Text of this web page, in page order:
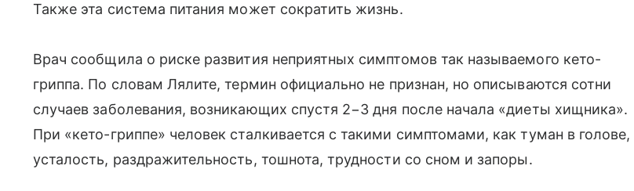
Также эта система питания может сократить жизнь.
Врач сообщила о риске развития неприятных симптомов так называемого кето-
гриппа. По словам Лялите, термин официально не признан, но описываются сотни
случаев заболевания, возникающих спустя 2−3 дня после начала «диеты хищника».
При «кето-гриппе» человек сталкивается с такими симптомами, как туман в голове,
усталость, раздражительность, тошнота, трудности со сном и запоры.